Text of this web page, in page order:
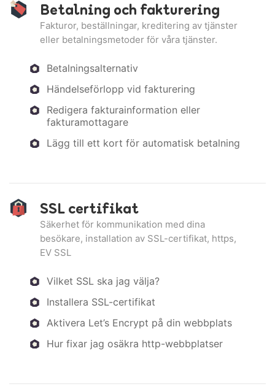
Betalning och fakturering
Fakturor, beställningar, kreditering av tjänster
eller betalningsmetoder för våra tjänster.
Betalningsalternativ
Händelseförlopp vid fakturering
Redigera fakturainformation eller
fakturamottagare
Lägg till ett kort för automatisk betalning
SSL certifikat
Säkerhet för kommunikation med dina
besökare, installation av SSL-certifikat, https,
EV SSL
Vilket SSL ska jag välja?
Installera SSL-certifikat
Aktivera Let’s Encrypt på din webbplats
Hur fixar jag osäkra http-webbplatser